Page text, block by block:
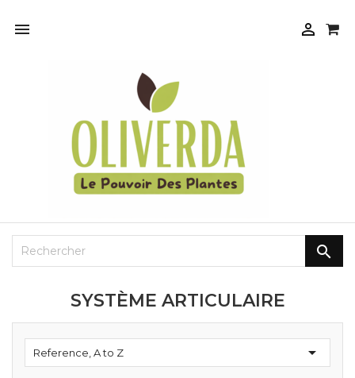
 

SYSTÈME ARTICULAIRE
Reference, A to Z 